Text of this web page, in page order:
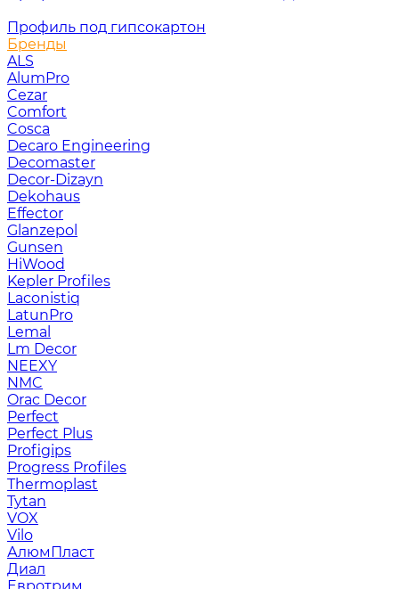
Профиль под гипсокартон
Бренды
ALS
AlumPro
Cezar
Comfort
Cosca
Decaro Engineering
Decomaster
Decor-Dizayn
Dekohaus
Effector
Glanzepol
Gunsen
HiWood
Kepler Profiles
Laconistiq
LatunPro
Lemal
Lm Decor
NEEXY
NMC
Orac Decor
Perfect
Perfect Plus
Profigips
Progress Profiles
Thermoplast
Tytan
VOX
Vilo
АлюмПласт
Диал